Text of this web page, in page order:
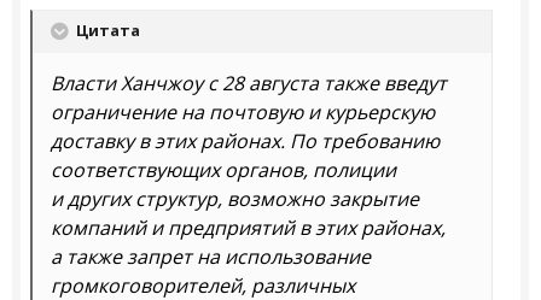
Цитата
Власти Ханчжоу с 28 августа также введут
ограничение на почтовую и курьерскую
доставку в этих районах. По требованию
соответствующих органов, полиции
и других структур, возможно закрытие
компаний и предприятий в этих районах,
а также запрет на использование
громкоговорителей, различных